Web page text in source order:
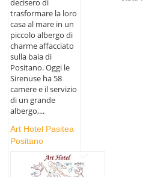
decisero di
trasformare la loro
casa al mare in un
piccolo albergo di
charme affacciato
sulla baia di
Positano. Oggi le
Sirenuse ha 58
camere e il servizio
di un grande
albergo,...
Art Hotel Pasitea
Positano